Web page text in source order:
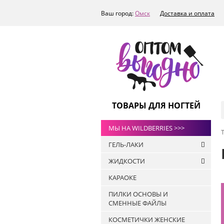
Ваш город:Омск Доставка и оплата
ТОВАРЫ ДЛЯ НОГТЕЙ
МЫ НА WILDBERRIES >>>
ГЕЛЬ-ЛАКИ
ТОПЫ
ART-A
БАЗЫ
ПРАЙМЕРЫ
ЖИДКОСТИ
Жидкости для
обезжиривания ногтей и
снятия липкого слоя
КАРАОКЕ
ПИЛКИ ОСНОВЫ И
СМЕННЫЕ ФАЙЛЫ
КОСМЕТИЧКИ ЖЕНСКИЕ